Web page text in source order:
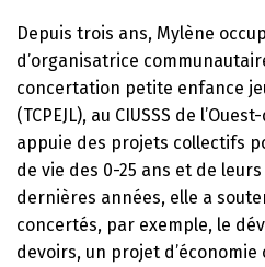
Depuis trois ans, Mylène
d’organisatrice
concertation petite enfance
(TCPEJL), au CIUSSS de
appuie des projets collectifs
de vie des 0-25 ans et de
dernières années, elle a
concertés, par exemple, le
devoirs, un projet